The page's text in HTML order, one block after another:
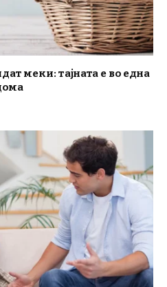
меки: тајната е во една